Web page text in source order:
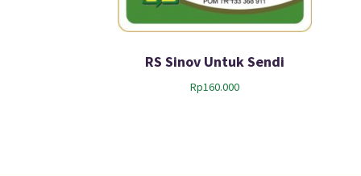
RS Sinov Untuk Sendi
Rp160.000